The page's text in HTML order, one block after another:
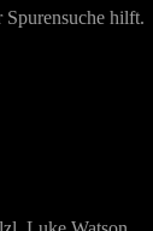
Spurensuche hilft.